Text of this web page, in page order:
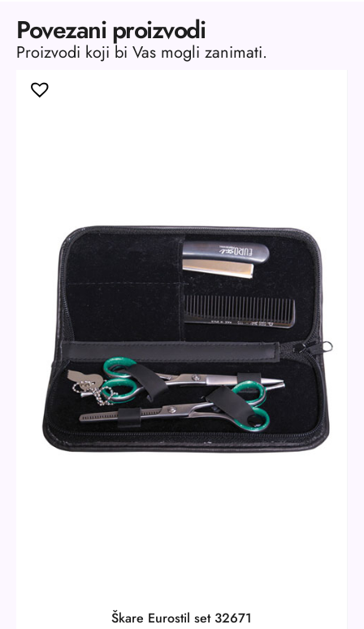
Povezani proizvodi
Proizvodi koji bi Vas mogli zanimati.
Škare Eurostil set 32671